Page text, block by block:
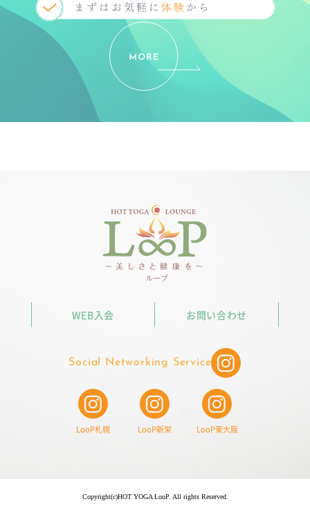
WEB入会 お問い合わせ
Social Networking Service
LooP札幌 LooP新栄 LooP東大阪
Copyright(c)HOT YOGA LooP. All rights Reserved.